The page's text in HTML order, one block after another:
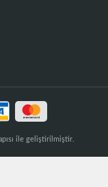
ile geliştirilmiştir.